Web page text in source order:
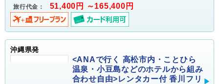
旅行代金： 51,400円 ～165,400円
沖縄県発
<ANAで行く 高松市内・ことひら
温泉・小豆島などのホテルから組み
合わせ自由>レンタカー付 香川フリ